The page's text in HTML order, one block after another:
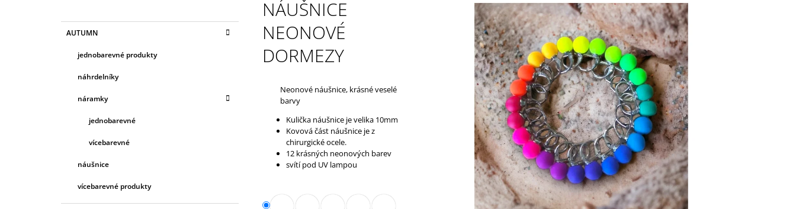
kategorie
K
AAUTUMN
jednobarevné produkty
náhrdelníky
náramky
jednobarevné
vícebarevné
náušnice
vícebarevné produkty
NÁUŠNICE
NEONOVÉ
DORMEZY
Neonové náušnice, krásné veselé
barvy
Kulička náušnice je velika 10mm
Kovová část náušnice je z
chirurgické ocele.
12 krásných neonových barev
svítí pod UV lampou
50 Kč
50 Kč